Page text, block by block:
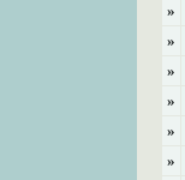
»
»
»
»
»
»